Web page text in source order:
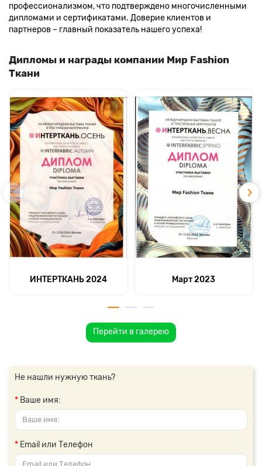
профессионализмом, что подтверждено многочисленными
дипломами и сертификатами. Доверие клиентов и
партнеров – главный показатель нашего успеха!
Дипломы и награды компании Мир Fashion
Ткани
ИНТЕРТКАНЬ 2024 Март 2023
Перейти в галерею
Не нашли нужную ткань?
Ваше имя:
Email или Телефон